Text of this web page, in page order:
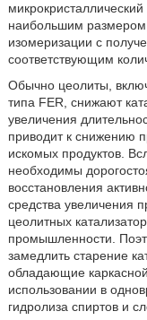
наибольшим
изомеризации с
соответствующим
Обычно цеолиты,
типа FER, снижают
увеличения
приводит к снижению
искомых продуктов.
необходимы
восстановления
средства увеличения
цеолитных
промышленности.
замедлить старение
обладающие
использовании в
гидролиза спиртов и